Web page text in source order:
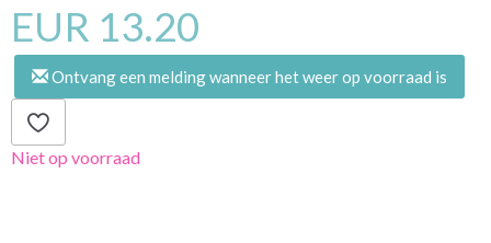
EUR 13.20
Ontvang een melding wanneer het weer op voorraad is
Niet op voorraad